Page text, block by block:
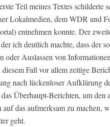
Teil meines Textes schilderte
Lokalmedien, dem WDR und
entnehmen konnte. Der
ich deutlich machte, dass der
oder Auslassen von
Fall vor allem zeitige
nach lückenloser Aufklärung
Überhaupt-Berichten, um
das aufmerksam zu machen,
geht.